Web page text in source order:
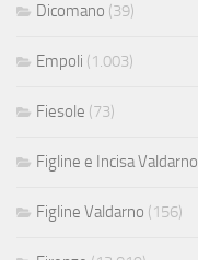
Dicomano (39)
Empoli (1.003)
Fiesole (73)
Figline e Incisa Valdarno
Figline Valdarno (156)